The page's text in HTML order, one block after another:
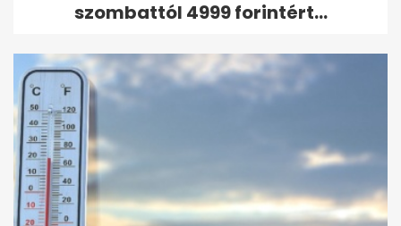
szombattól 4999 forintért...